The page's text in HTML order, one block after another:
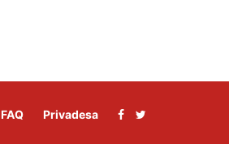
FAQ Privadesa